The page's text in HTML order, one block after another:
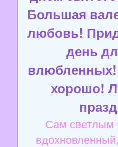
Большая
любовь!
день
влюбленных!
хорошо!
Сам светлым